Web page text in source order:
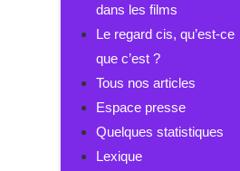
dans les films
Le regard cis, qu’est-ce
que c’est ?
Tous nos articles
Espace presse
Quelques statistiques
Lexique